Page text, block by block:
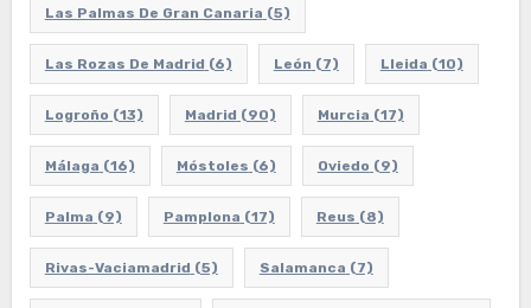
Las Palmas De Gran Canaria (5)
Las Rozas De Madrid (6) León (7) Lleida (10)
Logroño (13) Madrid (90) Murcia (17)
Málaga (16) Móstoles (6) Oviedo (9)
Palma (9) Pamplona (17) Reus (8)
Rivas-Vaciamadrid (5) Salamanca (7)